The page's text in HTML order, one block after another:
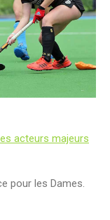
acteurs majeurs
pour les Dames.